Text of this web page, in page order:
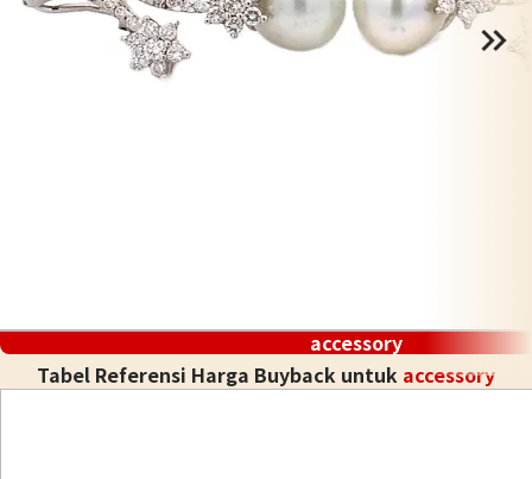
accessory
Tabel Referensi Harga Buyback untuk accessory